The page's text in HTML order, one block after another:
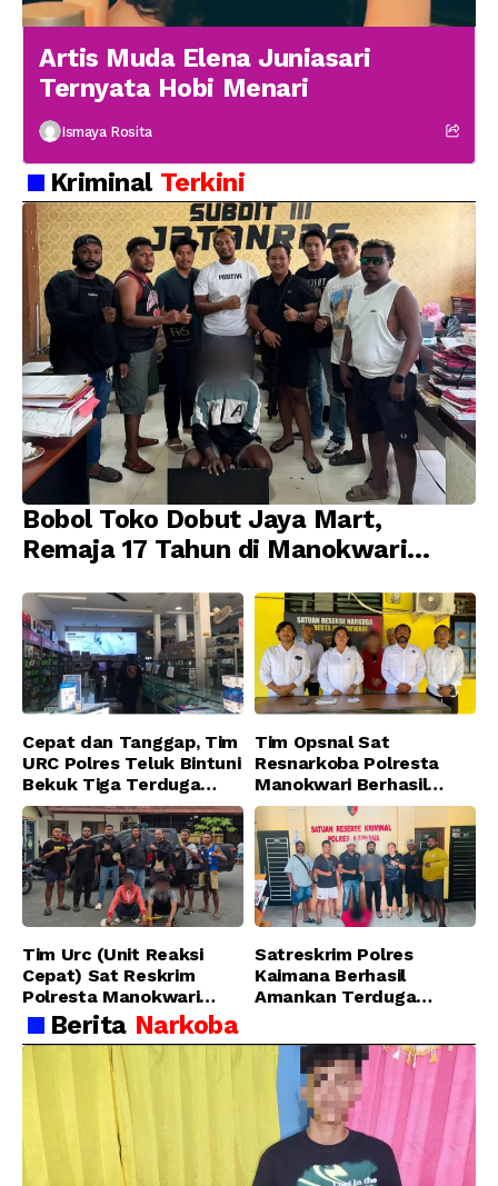
Artis Muda Elena Juniasari
Ternyata Hobi Menari
Ismaya Rosita
Kriminal Terkini
Bobol Toko Dobut Jaya Mart,
Remaja 17 Tahun di Manokwari
Jatanras Polda Papua Barat
Cepat dan Tanggap, Tim
URC Polres Teluk Bintuni
Bekuk Tiga Terduga
Pelaku Pencurian di SMA
Sanawesen
Tim Opsnal Sat
Resnarkoba Polresta
Manokwari Berhasil
Ungkap Kasus Tindak
Pidana Narkotika
Golongan I Jenis Shabu
di SP 4 Distrik Prafi kab.
Manokwari
Tim Urc (Unit Reaksi
Cepat) Sat Reskrim
Polresta Manokwari
Berhasil Tangkap 2
Pelaku Pengeroyokan di
Taman Ria kab.
Manokwari
Satreskrim Polres
Kaimana Berhasil
Amankan Terduga
Menggunakan Senjata
Tajam
Berita Narkoba